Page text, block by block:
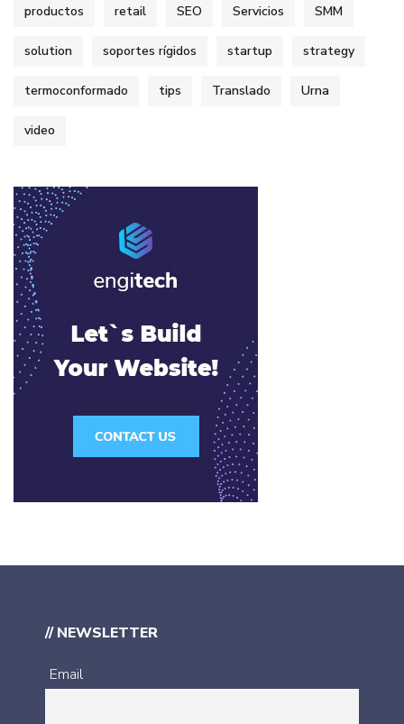
productos retail SEO Servicios SMM
solution soportes rígidos startup strategy
termoconformado tips Translado Urna
video
// NEWSLETTER
Email